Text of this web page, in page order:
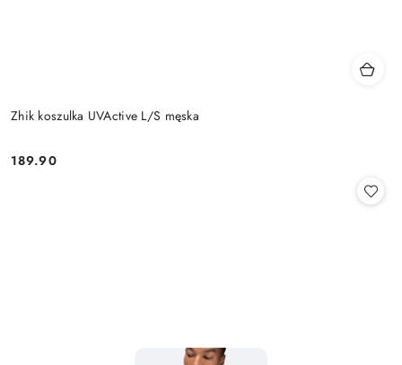
Zhik koszulka UVActive L/S męska
Cena:
189.90